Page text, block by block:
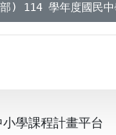
) 114 學年度國民中
學課程計畫平台